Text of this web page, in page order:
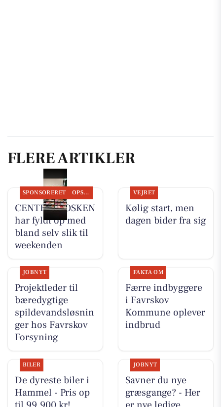
FLERE ARTIKLER
SPONSORERET OPSLAGSTAVLEN
CENTER KIOSKEN
har fyldt op med
bland selv slik til
weekenden
VEJRET
Kølig start, men
dagen bider fra sig
JOBNYT
Projektleder til
bæredygtige
spildevandsløsnin
ger hos Favrskov
Forsyning
FAKTA OM
Færre indbyggere
i Favrskov
Kommune oplever
indbrud
BILER
De dyreste biler i
Hammel - Pris op
JOBNYT
Savner du nye
græsgange? - Her